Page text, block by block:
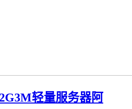
轻量服务器阿